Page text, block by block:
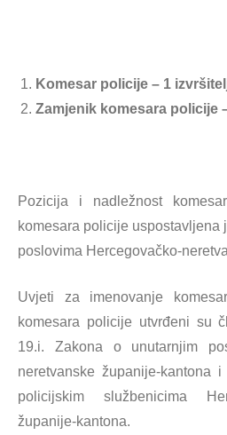
Komesar policije – 1
Zamjenik komesara policije
Pozicija i nadležnost
komesara policije uspostavljena
poslovima Hercegovačko-
Uvjeti za imenovanje
komesara policije utvrđeni su
19.i. Zakona o unutarnjim
neretvanske županije-kantona
policijskim službenicima
županije-kantona.